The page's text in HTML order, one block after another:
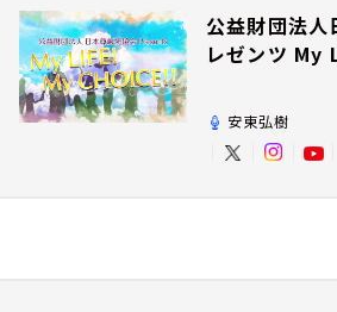
公益財団法人
レゼンツ My
安東弘樹